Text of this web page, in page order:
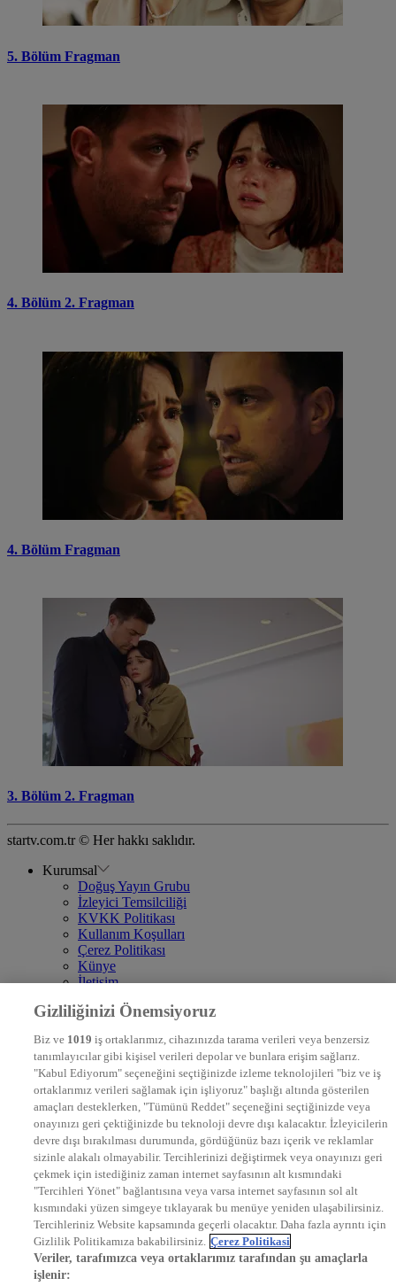
5. Bölüm Fragman
4. Bölüm 2. Fragman
4. Bölüm Fragman
3. Bölüm 2. Fragman
startv.com.tr © Her hakkı saklıdır.
Kurumsal
Doğuş Yayın Grubu
İzleyici Temsilciliği
KVKK Politikası
Kullanım Koşulları
Çerez Politikası
Künye
İletişim
DYG Televizyonlar
STAR
EURO STAR
KRAL POP TV
DYG Radyolar
NTV RADYO
KRAL FM
KRAL POP
EKSEN
VOYAGE
DYG Dijital
ntv.com.tr
ntvspor.net
secim.ntv.com.tr
startv.com.tr
kralmuzik.com.tr
Gizliliğinizi Önemsiyoruz
Biz ve 1019 iş ortaklarımız, cihazınızda tarama verileri veya benzersiz
tanımlayıcılar gibi kişisel verileri depolar ve bunlara erişim sağlarız.
"Kabul Ediyorum" seçeneğini seçtiğinizde izleme teknolojileri "biz ve iş
ortaklarımız verileri sağlamak için işliyoruz" başlığı altında gösterilen
amaçları desteklerken, "Tümünü Reddet" seçeneğini seçtiğinizde veya
onayınızı geri çektiğinizde bu teknoloji devre dışı kalacaktır. İzleyicilerin
devre dışı bırakılması durumunda, gördüğünüz bazı içerik ve reklamlar
sizinle alakalı olmayabilir. Tercihlerinizi değiştirmek veya onayınızı geri
çekmek için istediğiniz zaman internet sayfasının alt kısmındaki
"Tercihleri Yönet" bağlantısına veya varsa internet sayfasının sol alt
kısmındaki yüzen simgeye tıklayarak bu menüye yeniden ulaşabilirsiniz.
Tercihleriniz Website kapsamında geçerli olacaktır. Daha fazla ayrıntı için
Gizlilik Politikamıza bakabilirsiniz. Çerez Politikasi
Veriler, tarafımızca veya ortaklarımız tarafından şu amaçlarla
işlenir: